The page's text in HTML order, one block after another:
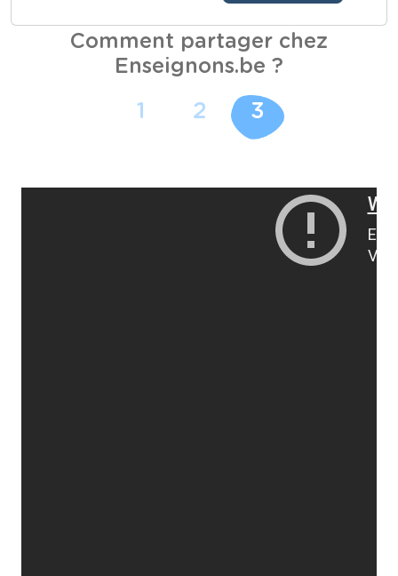
Comment partager chez
Enseignons.be ?
1 2 3